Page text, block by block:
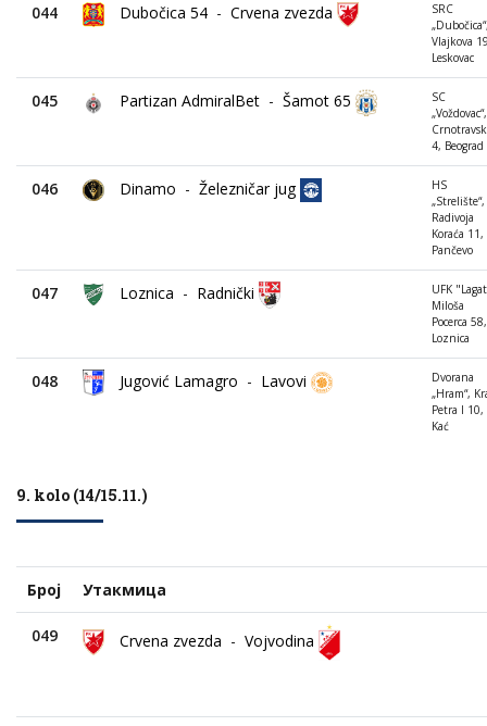
044 Dubočica 54 - Crvena zvezda
SRC
Vlajkova
Leskovac
045 Partizan AdmiralBet - Šamot 65
SC
„Voždovac“,
4, Beograd
046 Dinamo - Železničar jug
HS
„Strelište“,
Radivoja
Koraća 11,
Pančevo
047 Loznica - Radnički
UFK
Miloša
Pocerca 58,
Loznica
048 Jugović Lamagro - Lavovi
Dvorana
„Hram“,
Petra I 10,
Kać
9. kolo (14/15.11.)
Број Утакмица
049 Crvena zvezda - Vojvodina